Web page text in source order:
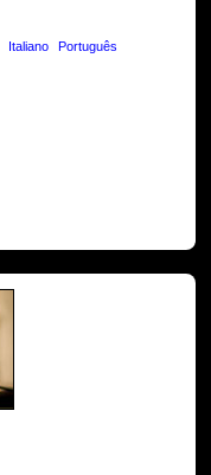
Italiano Português